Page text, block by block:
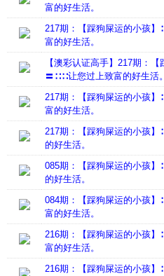
富的好生活。
217期：【踩狗屎运的小孩
富的好生活。
【澳彩认证高手】217期：
〓∷∷让您过上致富的好生活。
217期：【踩狗屎运的小孩
富的好生活。
217期：【踩狗屎运的小孩
的好生活。
085期：【踩狗屎运的小孩
的好生活。
084期：【踩狗屎运的小孩
富的好生活。
216期：【踩狗屎运的小孩
富的好生活。
216期：【踩狗屎运的小孩